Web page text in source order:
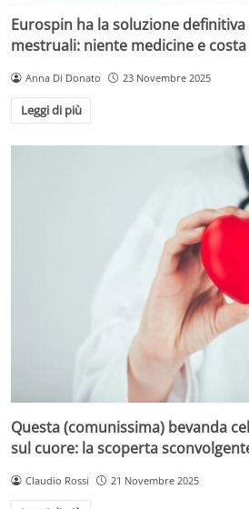
Eurospin ha la soluzione
mestruali: niente medicine e
Anna Di Donato 23 Novembre 2025
Leggi di più
Questa (comunissima) bevanda
sul cuore: la scoperta
Claudio Rossi 21 Novembre 2025